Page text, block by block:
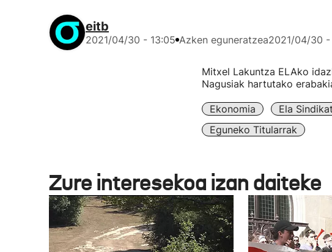
eitb
2021/04/30 - 13:05 Azken eguneratzea2021/04/30 -
Mitxel Lakuntza ELAko
Nagusiak hartutako
Ekonomia Ela
Eguneko Titularrak
Zure interesekoa izan daiteke